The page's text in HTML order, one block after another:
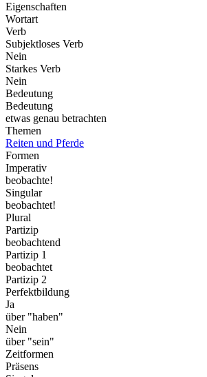
Eigenschaften
Wortart
Verb
Subjektloses Verb
Nein
Starkes Verb
Nein
Bedeutung
Bedeutung
etwas genau betrachten
Themen
Reiten und Pferde
Formen
Imperativ
beobachte!
Singular
beobachtet!
Plural
Partizip
beobachtend
Partizip 1
beobachtet
Partizip 2
Perfektbildung
Ja
über "haben"
Nein
über "sein"
Zeitformen
Präsens